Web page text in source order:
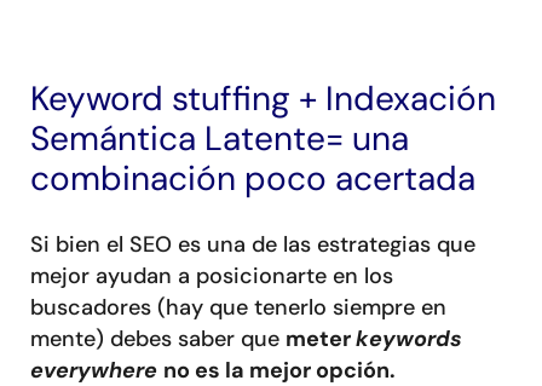
Keyword stuffing + Indexación
Semántica Latente= una
combinación poco acertada
Si bien el SEO es una de las estrategias que
mejor ayudan a posicionarte en los
buscadores (hay que tenerlo siempre en
mente) debes saber que meterkeywords
everywhere no es la mejor opción.